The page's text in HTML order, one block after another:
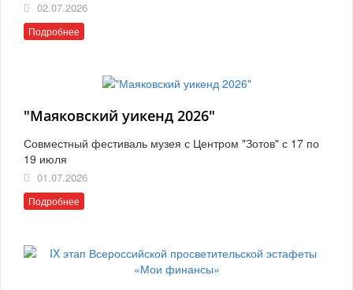
02.07.2026
Подробнее
"Маяковский уикенд 2026"
Совместный фестиваль музея с Центром "Зотов" с 17 по
19 июля
01.07.2026
Подробнее